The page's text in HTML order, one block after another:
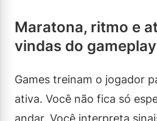
Maratona, ritmo e
vindas do gameplay
Games treinam o jogador
ativa. Você não fica só
andar. Você interpreta